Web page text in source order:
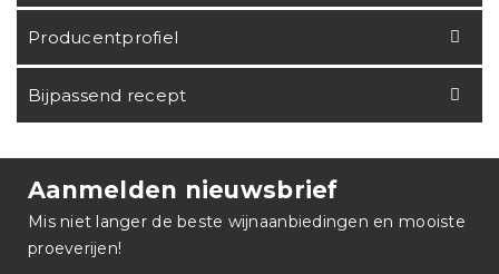
Producentprofiel
Bijpassend recept
Aanmelden nieuwsbrief
Mis niet langer de beste wijnaanbiedingen en mooiste
proeverijen!